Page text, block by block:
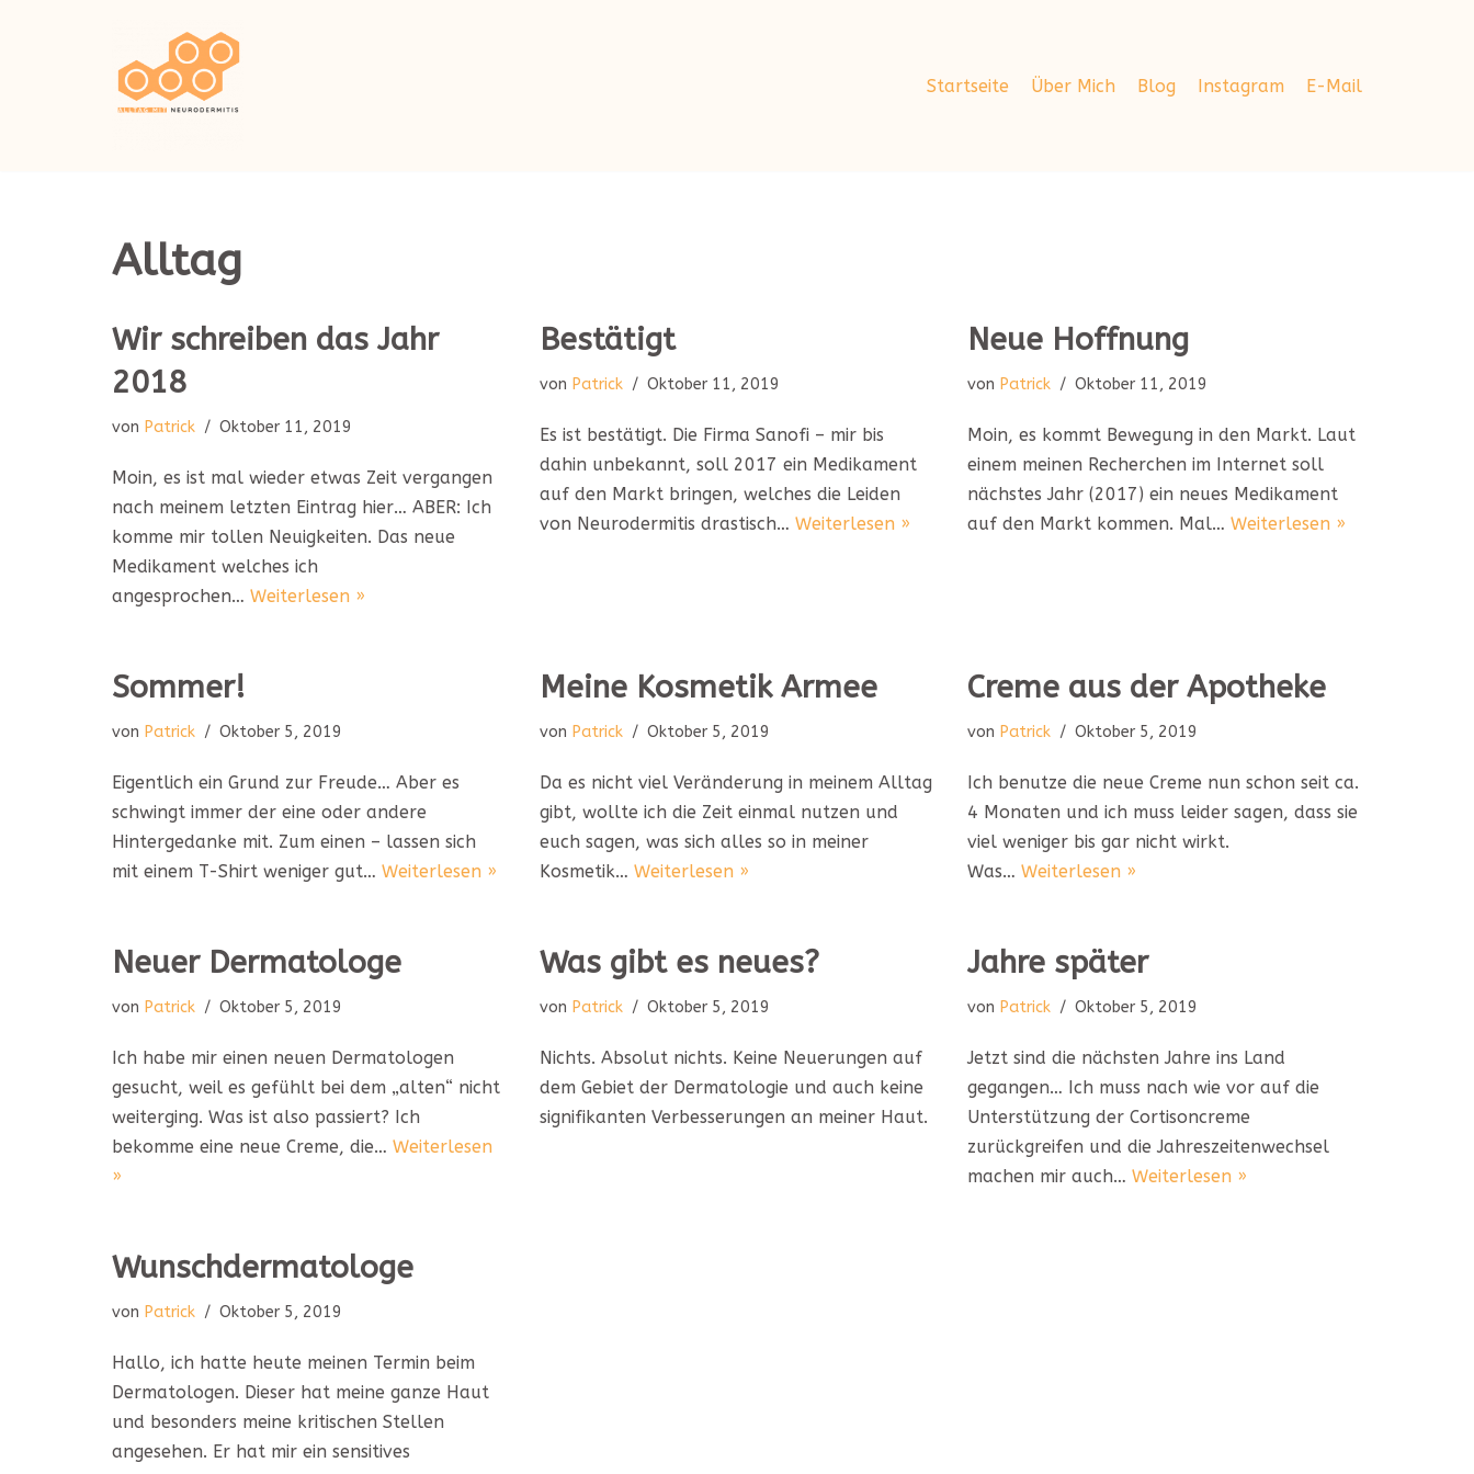
Startseite Über Mich Blog Instagram E-Mail
Alltag
Wir schreiben das Jahr
2018
von Patrick Oktober 11, 2019
Moin, es ist mal wieder etwas Zeit vergangen
nach meinem letzten Eintrag hier… ABER: Ich
komme mir tollen Neuigkeiten. Das neue
Medikament welches ich
angesprochen… Weiterlesen »
Bestätigt
von Patrick Oktober 11, 2019
Es ist bestätigt. Die Firma Sanofi – mir bis
dahin unbekannt, soll 2017 ein Medikament
auf den Markt bringen, welches die Leiden
von Neurodermitis drastisch… Weiterlesen »
Neue Hoffnung
von Patrick Oktober 11, 2019
Moin, es kommt Bewegung in den Markt. Laut
einem meinen Recherchen im Internet soll
nächstes Jahr (2017) ein neues Medikament
auf den Markt kommen. Mal… Weiterlesen »
Sommer!
von Patrick Oktober 5, 2019
Eigentlich ein Grund zur Freude… Aber es
schwingt immer der eine oder andere
Hintergedanke mit. Zum einen – lassen sich
mit einem T-Shirt weniger gut… Weiterlesen »
Meine Kosmetik Armee
von Patrick Oktober 5, 2019
Da es nicht viel Veränderung in meinem Alltag
gibt, wollte ich die Zeit einmal nutzen und
euch sagen, was sich alles so in meiner
Kosmetik… Weiterlesen »
Creme aus der Apotheke
von Patrick Oktober 5, 2019
Ich benutze die neue Creme nun schon seit ca.
4 Monaten und ich muss leider sagen, dass sie
viel weniger bis gar nicht wirkt.
Was… Weiterlesen »
Neuer Dermatologe
von Patrick Oktober 5, 2019
Ich habe mir einen neuen Dermatologen
gesucht, weil es gefühlt bei dem „alten“ nicht
weiterging. Was ist also passiert? Ich
bekomme eine neue Creme, die… Weiterlesen
»
Was gibt es neues?
von Patrick Oktober 5, 2019
Nichts. Absolut nichts. Keine Neuerungen auf
dem Gebiet der Dermatologie und auch keine
signifikanten Verbesserungen an meiner Haut.
Jahre später
von Patrick Oktober 5, 2019
Jetzt sind die nächsten Jahre ins Land
gegangen… Ich muss nach wie vor auf die
Unterstützung der Cortisoncreme
zurückgreifen und die Jahreszeitenwechsel
machen mir auch… Weiterlesen »
Wunschdermatologe
von Patrick Oktober 5, 2019
Hallo, ich hatte heute meinen Termin beim
Dermatologen. Dieser hat meine ganze Haut
und besonders meine kritischen Stellen
angesehen. Er hat mir ein sensitives